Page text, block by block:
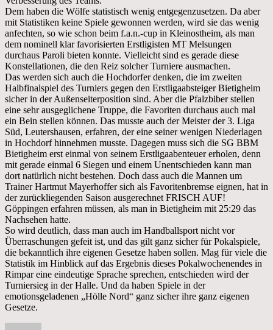
Dem haben die Wölfe statistisch wenig entgegenzusetzen. Da aber
mit Statistiken keine Spiele gewonnen werden, wird sie das wenig
anfechten, so wie schon beim f.a.n.-cup in Kleinostheim, als man
dem nominell klar favorisierten Erstligisten MT Melsungen
durchaus Paroli bieten konnte. Vielleicht sind es gerade diese
Konstellationen, die den Reiz solcher Turniere ausmachen.
Das werden sich auch die Hochdorfer denken, die im zweiten
Halbfinalspiel des Turniers gegen den Erstligaabsteiger Bietigheim
sicher in der Außenseiterposition sind. Aber die Pfalzbiber stellen
eine sehr ausgeglichene Truppe, die Favoriten durchaus auch mal
ein Bein stellen können. Das musste auch der Meister der 3. Liga
Süd, Leutershausen, erfahren, der eine seiner wenigen Niederlagen
in Hochdorf hinnehmen musste. Dagegen muss sich die SG BBM
Bietigheim erst einmal von seinem Erstligaabenteuer erholen, denn
mit gerade einmal 6 Siegen und einem Unentschieden kann man
dort natürlich nicht bestehen. Doch dass auch die Mannen um
Trainer Hartmut Mayerhoffer sich als Favoritenbremse eignen, hat in
der zurückliegenden Saison ausgerechnet FRISCH AUF!
Göppingen erfahren müssen, als man in Bietigheim mit 25:29 das
Nachsehen hatte.
So wird deutlich, dass man auch im Handballsport nicht vor
Überraschungen gefeit ist, und das gilt ganz sicher für Pokalspiele,
die bekanntlich ihre eigenen Gesetze haben sollen. Mag für viele die
Statistik im Hinblick auf das Ergebnis dieses Pokalwochenendes in
Rimpar eine eindeutige Sprache sprechen, entschieden wird der
Turniersieg in der Halle. Und da haben Spiele in der
emotionsgeladenen „Hölle Nord“ ganz sicher ihre ganz eigenen
Gesetze.